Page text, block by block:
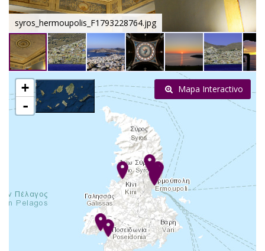
syros_hermoupolis_F1793228764.jpg
+
-
Mapa Interactivo